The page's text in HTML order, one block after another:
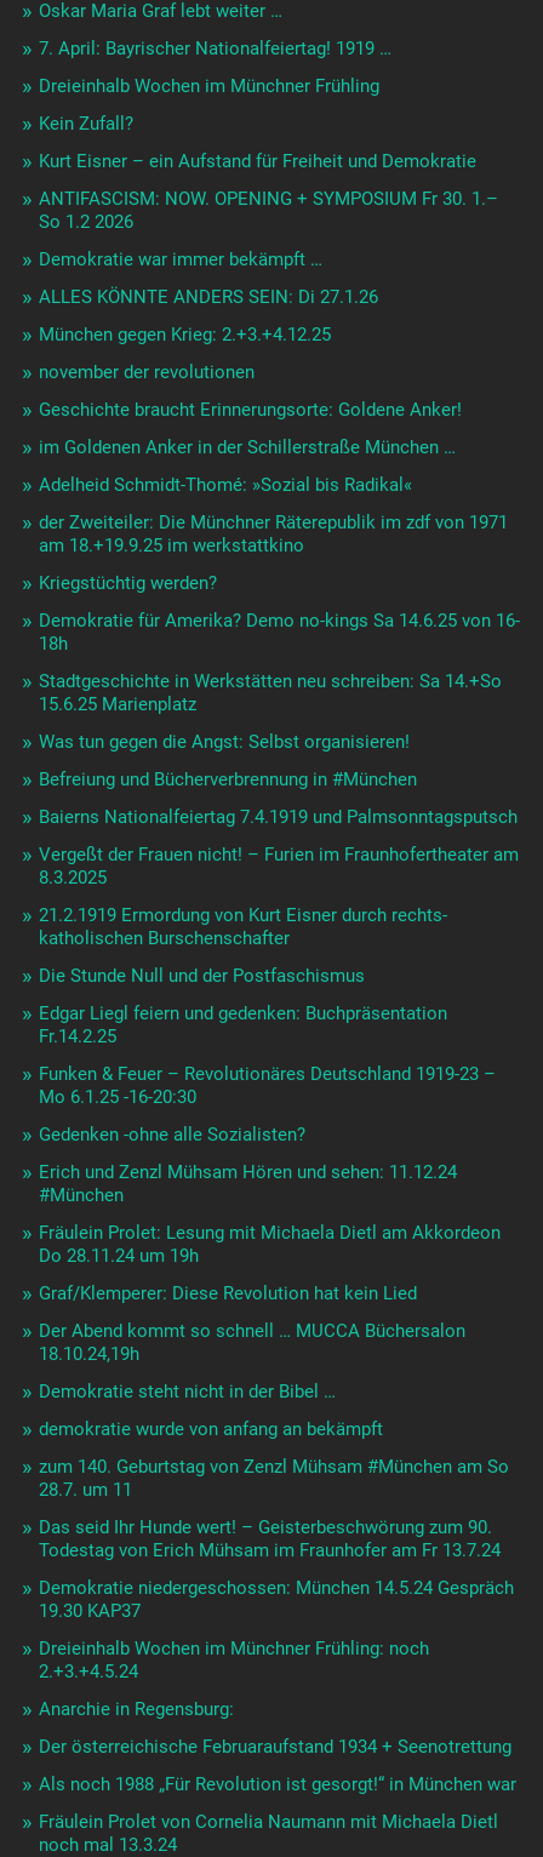
Oskar Maria Graf lebt weiter …
7. April: Bayrischer Nationalfeiertag! 1919 …
Dreieinhalb Wochen im Münchner Frühling
Kein Zufall?
Kurt Eisner – ein Aufstand für Freiheit und Demokratie
ANTIFASCISM: NOW. OPENING + SYMPOSIUM Fr 30. 1.–
So 1.2 2026
Demokratie war immer bekämpft …
ALLES KÖNNTE ANDERS SEIN: Di 27.1.26
München gegen Krieg: 2.+3.+4.12.25
november der revolutionen
Geschichte braucht Erinnerungsorte: Goldene Anker!
im Goldenen Anker in der Schillerstraße München …
Adelheid Schmidt-Thomé: »Sozial bis Radikal«
der Zweiteiler: Die Münchner Räterepublik im zdf von 1971
am 18.+19.9.25 im werkstattkino
Kriegstüchtig werden?
Demokratie für Amerika? Demo no-kings Sa 14.6.25 von 16-
18h
Stadtgeschichte in Werkstätten neu schreiben: Sa 14.+So
15.6.25 Marienplatz
Was tun gegen die Angst: Selbst organisieren!
Befreiung und Bücherverbrennung in #München
Baierns Nationalfeiertag 7.4.1919 und Palmsonntagsputsch
Vergeßt der Frauen nicht! – Furien im Fraunhofertheater am
8.3.2025
21.2.1919 Ermordung von Kurt Eisner durch rechts-
katholischen Burschenschafter
Die Stunde Null und der Postfaschismus
Edgar Liegl feiern und gedenken: Buchpräsentation
Fr.14.2.25
Funken & Feuer – Revolutionäres Deutschland 1919-23 –
Mo 6.1.25 -16-20:30
Gedenken -ohne alle Sozialisten?
Erich und Zenzl Mühsam Hören und sehen: 11.12.24
#München
Fräulein Prolet: Lesung mit Michaela Dietl am Akkordeon
Do 28.11.24 um 19h
Graf/Klemperer: Diese Revolution hat kein Lied
Der Abend kommt so schnell … MUCCA Büchersalon
18.10.24,19h
Demokratie steht nicht in der Bibel …
demokratie wurde von anfang an bekämpft
zum 140. Geburtstag von Zenzl Mühsam #München am So
28.7. um 11
Das seid Ihr Hunde wert! – Geisterbeschwörung zum 90.
Todestag von Erich Mühsam im Fraunhofer am Fr 13.7.24
Demokratie niedergeschossen: München 14.5.24 Gespräch
19.30 KAP37
Dreieinhalb Wochen im Münchner Frühling: noch
2.+3.+4.5.24
Anarchie in Regensburg:
Der österreichische Februaraufstand 1934 + Seenotrettung
Als noch 1988 „Für Revolution ist gesorgt!“ in München war
Fräulein Prolet von Cornelia Naumann mit Michaela Dietl
noch mal 13.3.24